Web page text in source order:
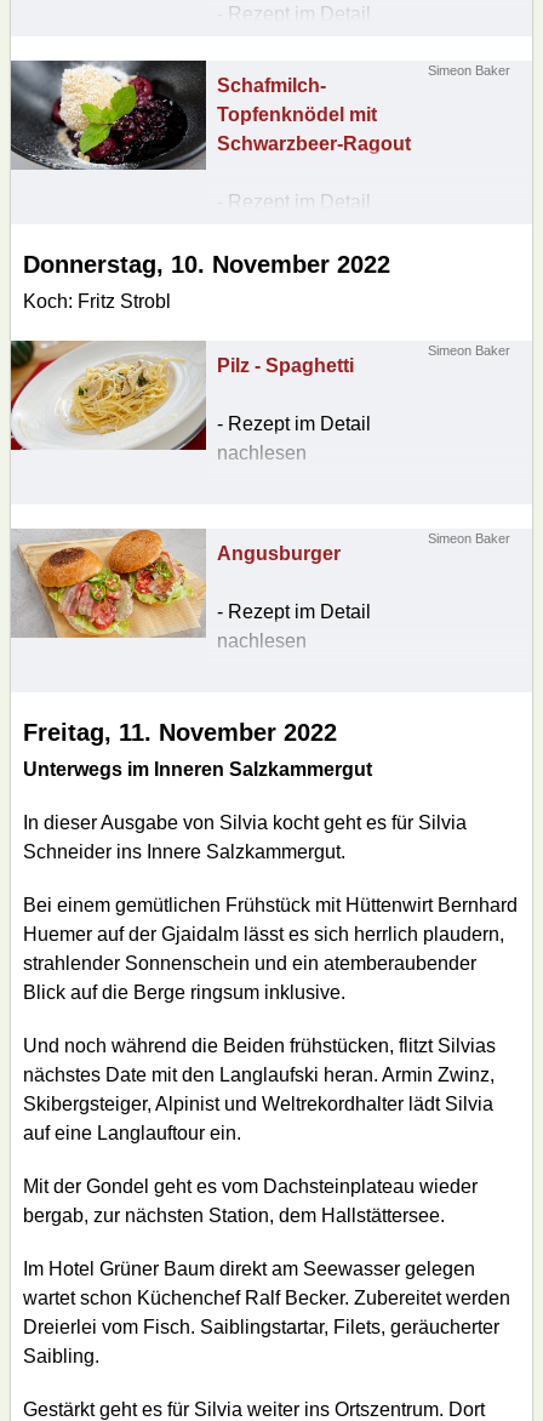
- Rezept im Detail
Simeon Baker
Schafmilch-
Topfenknödel mit
Schwarzbeer-Ragout
- Rezept im Detail
Donnerstag, 10. November 2022
Koch: Fritz Strobl
Simeon Baker
Pilz - Spaghetti
- Rezept im Detail
nachlesen
Simeon Baker
Angusburger
- Rezept im Detail
nachlesen
Freitag, 11. November 2022
Unterwegs im Inneren Salzkammergut
In dieser Ausgabe von Silvia kocht geht es für Silvia
Schneider ins Innere Salzkammergut.
Bei einem gemütlichen Frühstück mit Hüttenwirt Bernhard
Huemer auf der Gjaidalm lässt es sich herrlich plaudern,
strahlender Sonnenschein und ein atemberaubender
Blick auf die Berge ringsum inklusive.
Und noch während die Beiden frühstücken, flitzt Silvias
nächstes Date mit den Langlaufski heran. Armin Zwinz,
Skibergsteiger, Alpinist und Weltrekordhalter lädt Silvia
auf eine Langlauftour ein.
Mit der Gondel geht es vom Dachsteinplateau wieder
bergab, zur nächsten Station, dem Hallstättersee.
Im Hotel Grüner Baum direkt am Seewasser gelegen
wartet schon Küchenchef Ralf Becker. Zubereitet werden
Dreierlei vom Fisch. Saiblingstartar, Filets, geräucherter
Saibling.
Gestärkt geht es für Silvia weiter ins Ortszentrum. Dort